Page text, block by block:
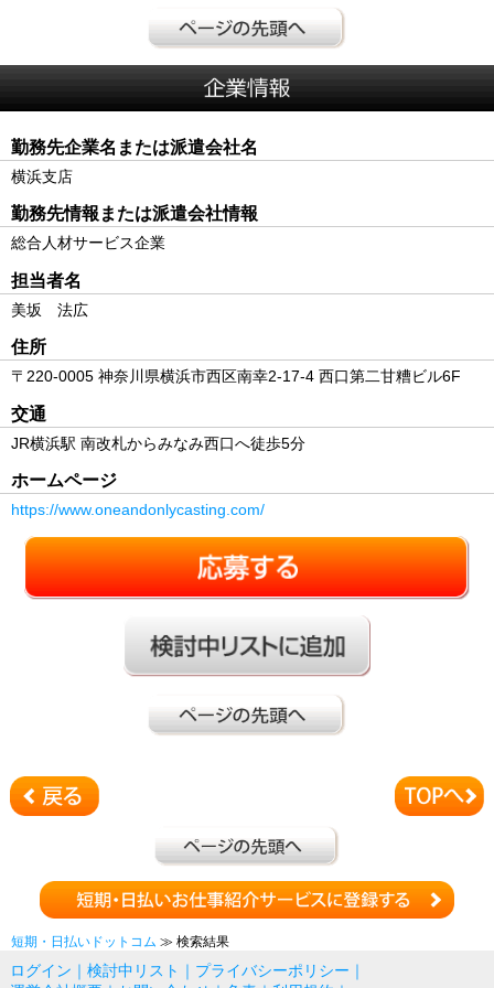
勤務先企業名または派遣会社名
横浜支店
勤務先情報または派遣会社情報
総合人材サービス企業
担当者名
美坂 法広
住所
〒220-0005 神奈川県横浜市西区南幸2-17-4 西口第二甘糟ビル6F
交通
JR横浜駅 南改札からみなみ西口へ徒歩5分
ホームページ
https://www.oneandonlycasting.com/
短期・日払いドットコム ≫ 検索結果
ログイン ｜ 検討中リスト ｜ プライバシーポリシー ｜